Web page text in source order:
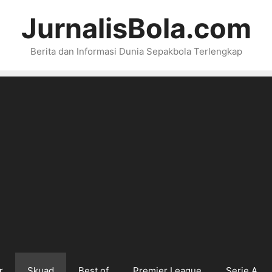
JurnalisBola.com
Berita dan Informasi Dunia Sepakbola Terlengkap